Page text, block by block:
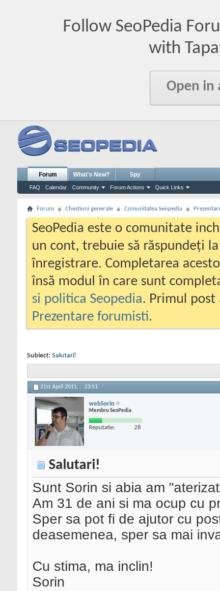
Follow SeoPedia
with
Open in
Forum
FAQ Calendar Community Forum Actions Quick Links
What's New? Spy
Forum Chestiuni generale Comunitatea Seopedia
SeoPedia este o comunitate
un cont, trebuie să răspundeți
înregistrare. Completarea
însă modul în care sunt
si politica Seopedia. Primul
Prezentare forumisti.
Subiect: Salutari!
21st April 2011, 23:51
webSorin
Membru SeoPedia
Reputatie: 28
Salutari!
Sunt Sorin si abia am
Am 31 de ani si ma ocup cu
Sper sa pot fi de ajutor cu
deasemenea, sper sa mai
Cu stima, ma inclin!
Sorin